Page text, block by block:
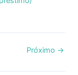
Próximo →